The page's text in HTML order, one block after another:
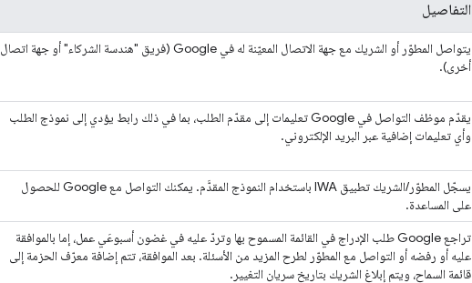
التفاصيل
يتواصل المطوّر أو الشريك مع جهة الاتصال المعيّنة له في Google (فريق "هندسة الشركاء" أو جهة اتصال
أخرى).
يقدّم موظف التواصل في Google تعليمات إلى مقدّم الطلب، بما في ذلك رابط يؤدي إلى نموذج الطلب
وأي تعليمات إضافية عبر البريد الإلكتروني.
يسجّل المطوّر/الشريك تطبيق IWA باستخدام النموذج المقدَّم. يمكنك التواصل مع Google للحصول
على المساعدة.
تراجع Google طلب الإدراج في القائمة المسموح بها وتردّ عليه في غضون أسبوعَي عمل، إما بالموافقة
عليه أو رفضه أو التواصل مع المطوّر لطرح المزيد من الأسئلة. بعد الموافقة، تتم إضافة معرّف الحزمة إلى
قائمة السماح، ويتم إبلاغ الشريك بتاريخ سريان التغيير.